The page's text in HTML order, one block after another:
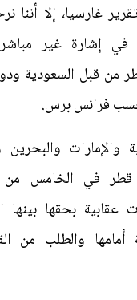
غارسيا، إلا أننا
في إشارة غير
من قبل السعودية
فرانس برس.
والبحرين
قطر في الخامس من
بحقها بينها
أمامها والطلب من